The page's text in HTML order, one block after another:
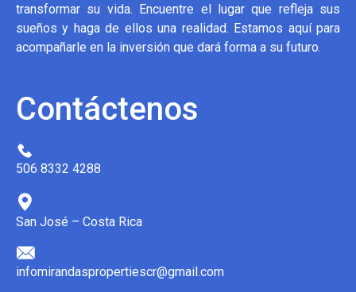
transformar su vida. Encuentre el lugar que refleja sus
sueños y haga de ellos una realidad. Estamos aquí para
acompañarle en la inversión que dará forma a su futuro.
Contáctenos
506 8332 4288
San José – Costa Rica
infomirandaspropertiescr@gmail.com